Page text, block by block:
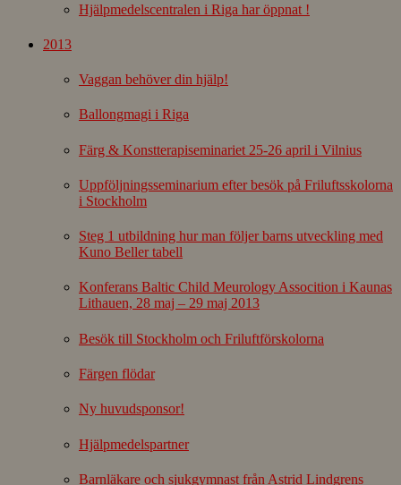
Hjälpmedelscentralen i Riga har öppnat !
2013
Vaggan behöver din hjälp!
Ballongmagi i Riga
Färg & Konstterapiseminariet 25-26 april i Vilnius
Uppföljningsseminarium efter besök på Friluftsskolorna
i Stockholm
Steg 1 utbildning hur man följer barns utveckling med
Kuno Beller tabell
Konferans Baltic Child Meurology Assocition i Kaunas
Lithauen, 28 maj – 29 maj 2013
Besök till Stockholm och Friluftförskolorna
Färgen flödar
Ny huvudsponsor!
Hjälpmedelspartner
Barnläkare och sjukgymnast från Astrid Lindgrens